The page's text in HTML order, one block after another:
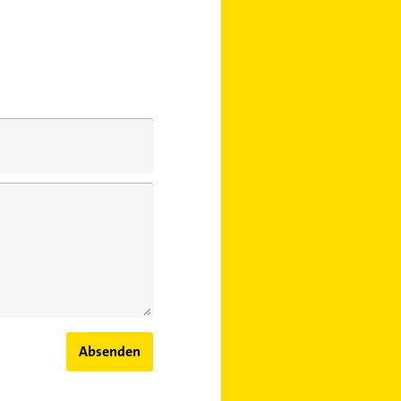
Absenden